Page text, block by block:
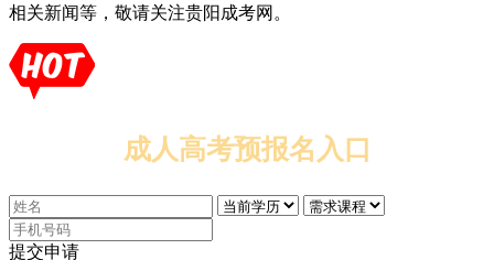
相关新闻等，敬请关注贵阳成考网。
成人高考预报名入口
提交申请